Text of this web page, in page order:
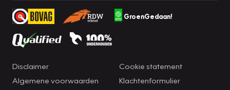
GroenGedaan!
Disclaimer
Algemene voorwaarden
Cookie statement
Klachtenformulier